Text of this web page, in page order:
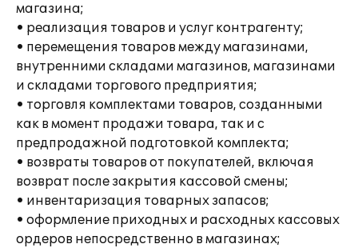
магазина;
• реализация товаров и услуг контрагенту;
• перемещения товаров между магазинами,
внутренними складами магазинов, магазинами
и складами торгового предприятия;
• торговля комплектами товаров, созданными
как в момент продажи товара, так и с
предпродажной подготовкой комплекта;
• возвраты товаров от покупателей, включая
возврат после закрытия кассовой смены;
• инвентаризация товарных запасов;
• оформление приходных и расходных кассовых
ордеров непосредственно в магазинах;